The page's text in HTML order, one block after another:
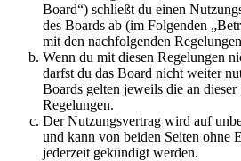
Board“) schließt du einen
des Boards ab (im Folgenden
mit den nachfolgenden
Wenn du mit diesen Regelungen
darfst du das Board nicht weiter
Boards gelten jeweils die an
Regelungen.
Der Nutzungsvertrag wird auf
und kann von beiden Seiten ohne
jederzeit gekündigt werden.